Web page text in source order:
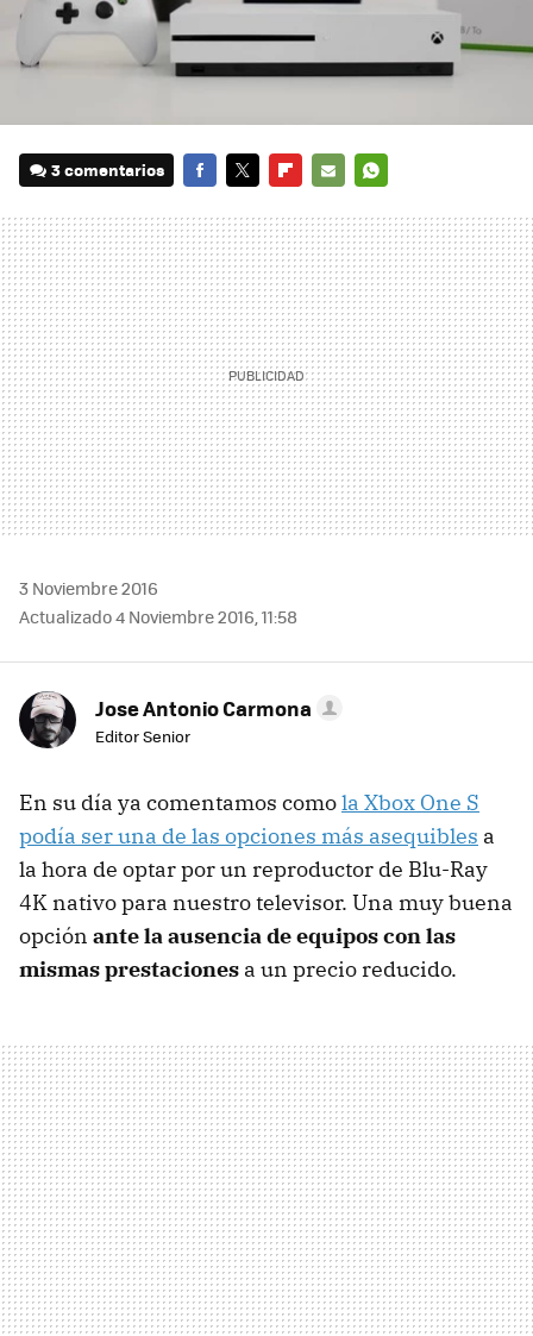
3 comentarios
MAIL
3 Noviembre 2016
Actualizado 4 Noviembre 2016, 11:58
Jose Antonio Carmona
Editor Senior
En su día ya comentamos comola Xbox One S
podía ser una de las opciones más asequibles a
la hora de optar por un reproductor de Blu-Ray
4K nativo para nuestro televisor. Una muy buena
opción ante la ausencia de equipos con las
mismas prestaciones a un precio reducido.